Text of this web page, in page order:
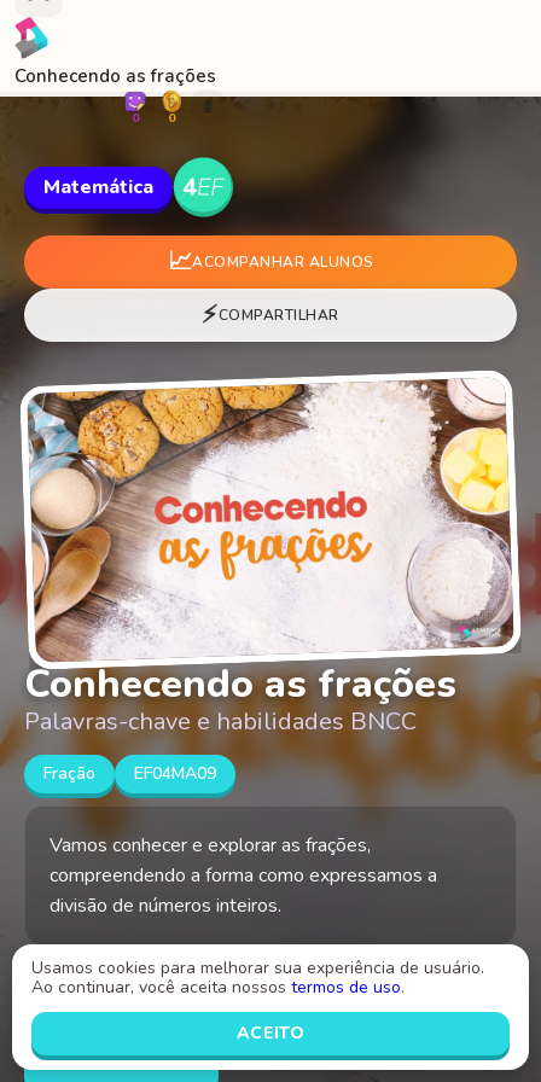
Conhecendo as frações
0 0 🐛
Matemática
📈ACOMPANHAR ALUNOS
⚡COMPARTILHAR
Conhecendo as frações
Palavras-chave e habilidades BNCC
Fração EF04MA09
Vamos conhecer e explorar as frações,
compreendendo a forma como expressamos a
divisão de números inteiros.
Criado por
Jucilene Alves
INICIAR
Usamos cookies para melhorar sua experiência de usuário.
Ao continuar, você aceita nossos termos de uso.
ACEITO